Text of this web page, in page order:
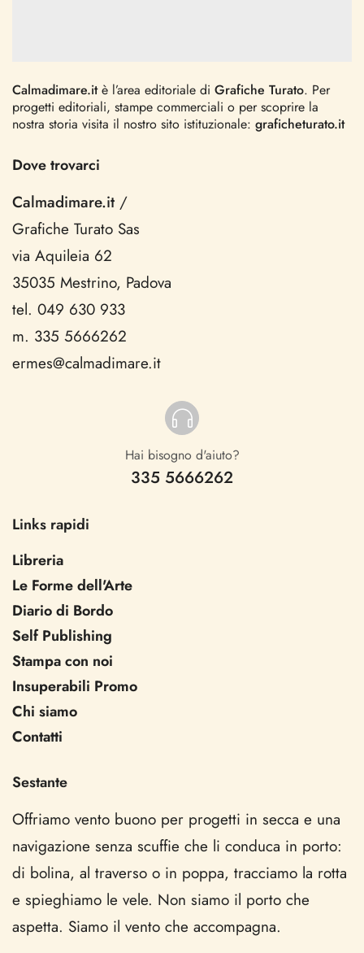
Calmadimare.itè l’area editoriale di Grafiche Turato. Per
progetti editoriali, stampe commerciali o per scoprire la
nostra storia visita il nostro sito istituzionale: graficheturato.it
Dove trovarci
Calmadimare.it /
Grafiche Turato Sas
via Aquileia 62
35035 Mestrino, Padova
tel. 049 630 933
m. 335 5666262
ermes@calmadimare.it
Hai bisogno d'aiuto?
335 5666262
Links rapidi
Libreria
Le Forme dell'Arte
Diario di Bordo
Self Publishing
Stampa con noi
Insuperabili Promo
Chi siamo
Contatti
Sestante
Offriamo vento buono per progetti in secca e una
navigazione senza scuffie che li conduca in porto:
di bolina, al traverso o in poppa, tracciamo la rotta
e spieghiamo le vele. Non siamo il porto che
aspetta. Siamo il vento che accompagna.